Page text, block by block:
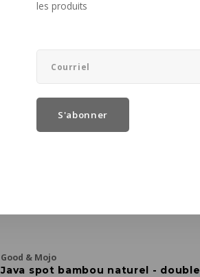
les produits
S'abonner
€129,50
Good & Mojo
Java spot bambou naturel - double